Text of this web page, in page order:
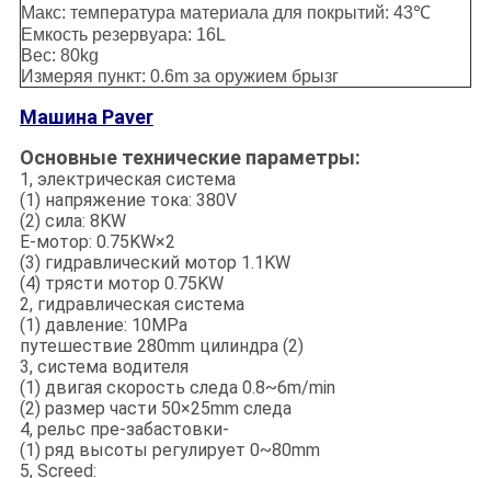
Макс: температура материала для покрытий: 43℃
Емкость резервуара: 16L
Вес: 80kg
Измеряя пункт: 0.6m за оружием брызг
Машина Paver
Основные технические параметры:
1, электрическая система
(1) напряжение тока: 380V
(2) сила: 8KW
E-мотор: 0.75KW×2
(3) гидравлический мотор 1.1KW
(4) трясти мотор 0.75KW
2, гидравлическая система
(1) давление: 10MPa
путешествие 280mm цилиндра (2)
3, система водителя
(1) двигая скорость следа 0.8~6m/min
(2) размер части 50×25mm следа
4, рельс пре-забастовки-
(1) ряд высоты регулирует 0~80mm
5, Screed: